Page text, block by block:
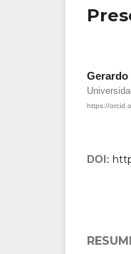
Gerardo
https://
DOI: